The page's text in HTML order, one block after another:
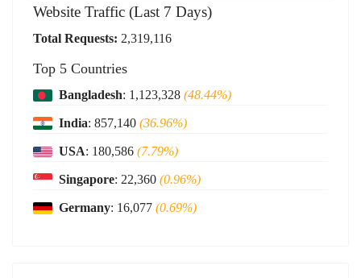
Website Traffic (Last 7 Days)
Total Requests: 2,319,116
Top 5 Countries
Bangladesh: 1,123,328(48.44%)
India: 857,140(36.96%)
USA: 180,586(7.79%)
Singapore: 22,360(0.96%)
Germany: 16,077(0.69%)